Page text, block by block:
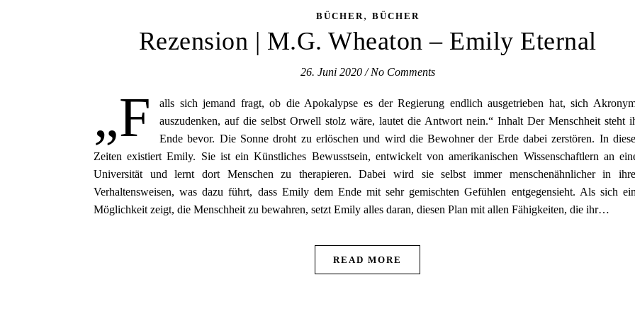
BÜCHER, BÜCHER
Rezension | M.G. Wheaton – Emily Eternal
26. Juni 2020 / No Comments
„F
alls sich jemand fragt, ob die Apokalypse es der Regierung endlich ausgetrieben hat, sich
auszudenken, auf die selbst Orwell stolz wäre, lautet die Antwort nein.“ Inhalt Der Menschheit steht
Ende bevor. Die Sonne droht zu erlöschen und wird die Bewohner der Erde dabei zerstören. In
Zeiten existiert Emily. Sie ist ein Künstliches Bewusstsein, entwickelt von amerikanischen Wissenschaftlern an
Universität und lernt dort Menschen zu therapieren. Dabei wird sie selbst immer menschenähnlicher in
Verhaltensweisen, was dazu führt, dass Emily dem Ende mit sehr gemischten Gefühlen entgegensieht. Als sich
Möglichkeit zeigt, die Menschheit zu bewahren, setzt Emily alles daran, diesen Plan mit allen Fähigkeiten, die ihr…
READ MORE